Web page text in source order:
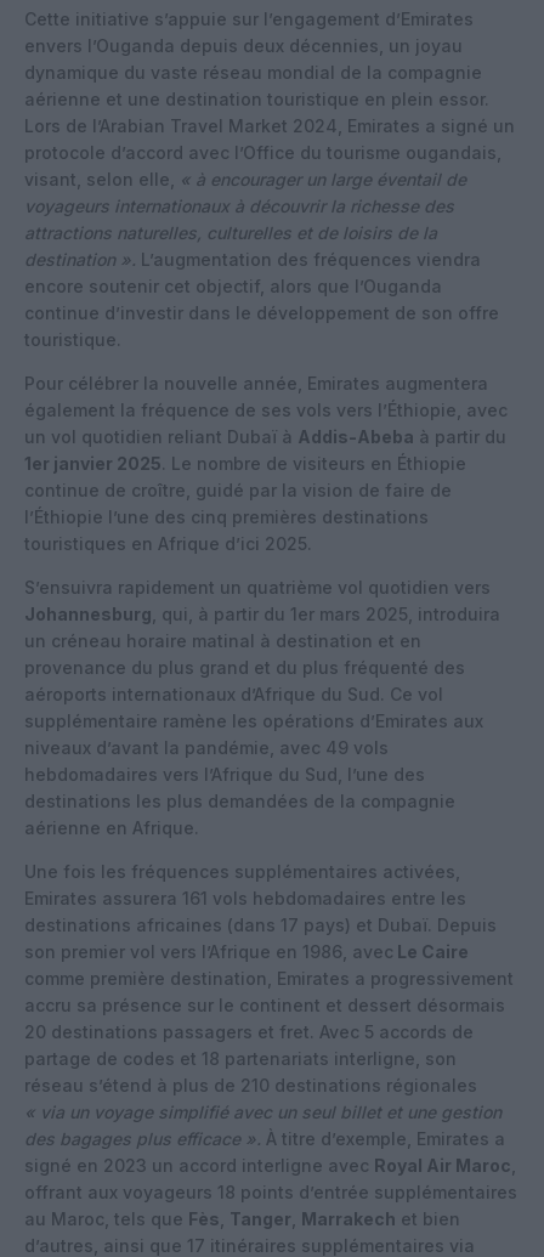
Cette initiative s’appuie sur l’engagement d’Emirates
envers l’Ouganda depuis deux décennies, un joyau
dynamique du vaste réseau mondial de la compagnie
aérienne et une destination touristique en plein essor.
Lors de l’Arabian Travel Market 2024, Emirates a signé un
protocole d’accord avec l’Office du tourisme ougandais,
visant, selon elle,
« à encourager un large éventail de
voyageurs internationaux à découvrir la richesse des
attractions naturelles, culturelles et de loisirs de la
destination ». L’augmentation des fréquences viendra
encore soutenir cet objectif, alors que l’Ouganda
continue d’investir dans le développement de son offre
touristique.
Pour célébrer la nouvelle année, Emirates augmentera
également la fréquence de ses vols vers l’Éthiopie, avec
un vol quotidien reliant Dubaï à Addis-Abeba à partir du
1er janvier 2025. Le nombre de visiteurs en Éthiopie
continue de croître, guidé par la vision de faire de
l’Éthiopie l’une des cinq premières destinations
touristiques en Afrique d’ici 2025.
S’ensuivra rapidement un quatrième vol quotidien vers
Johannesburg , qui, à partir du 1er mars 2025, introduira
un créneau horaire matinal à destination et en
provenance du plus grand et du plus fréquenté des
aéroports internationaux d’Afrique du Sud. Ce vol
supplémentaire ramène les opérations d’Emirates aux
niveaux d’avant la pandémie, avec 49 vols
hebdomadaires vers l’Afrique du Sud, l’une des
destinations les plus demandées de la compagnie
aérienne en Afrique.
Une fois les fréquences supplémentaires activées,
Emirates assurera 161 vols hebdomadaires entre les
destinations africaines (dans 17 pays) et Dubaï. Depuis
son premier vol vers l’Afrique en 1986, avec Le Caire
comme première destination, Emirates a progressivement
accru sa présence sur le continent et dessert désormais
20 destinations passagers et fret. Avec 5 accords de
partage de codes et 18 partenariats interligne, son
réseau s’étend à plus de 210 destinations régionales
« via un voyage simplifié avec un seul billet et une gestion
des bagages plus efficace ». À titre d’exemple, Emirates a
signé en 2023 un accord interligne avec Royal Air Maroc
offrant aux voyageurs 18 points d’entrée supplémentaires
au Maroc, tels que Fès Tanger Marrakech et bien
d’autres, ainsi que 17 itinéraires supplémentaires via